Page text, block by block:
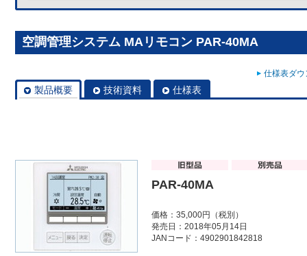
空調管理システム MAリモコン PAR-40MA
仕様表ダ
製品概要 技術資料 仕様表
PAR-40MA
価格：35,000円（税別）
発売日：2018年05月14日
JANコード：4902901842818